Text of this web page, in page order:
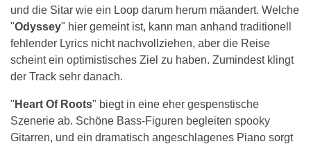
und die Sitar wie ein Loop darum herum mäandert. Welche
"Odyssey" hier gemeint ist, kann man anhand traditionell
fehlender Lyrics nicht nachvollziehen, aber die Reise
scheint ein optimistisches Ziel zu haben. Zumindest klingt
der Track sehr danach.
" Heart Of Roots" biegt in eine eher gespenstische
Szenerie ab. Schöne Bass-Figuren begleiten spooky
Gitarren, und ein dramatisch angeschlagenes Piano sorgt